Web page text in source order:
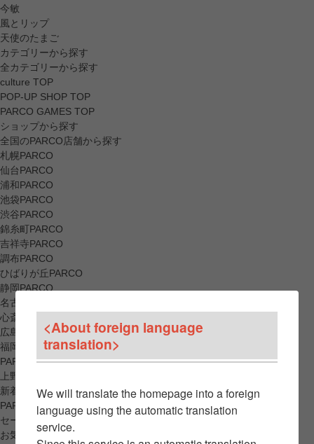
今敏
風とリップ
天使のたまご
カテゴリーから探す
全カテゴリーから探す
culture TOP
POP-UP SHOP TOP
PARCO GAMES TOP
ショップから探す
全国のPARCO店舗から探す
札幌PARCO
仙台PARCO
浦和PARCO
池袋PARCO
渋谷PARCO
錦糸町PARCO
吉祥寺PARCO
調布PARCO
ひばりが丘PARCO
静岡PARCO
名古屋PARCO
心斎橋PARCO
広島PARCO
福岡PARCO
PARCO_ya
上野
新着アイテムから探す
PARCO限定アイテムから探す
セールアイテムから探す
お気に入りから探す
<About foreign language
translation>
We will translate the homepage into a foreign
language using the automatic translation
service.